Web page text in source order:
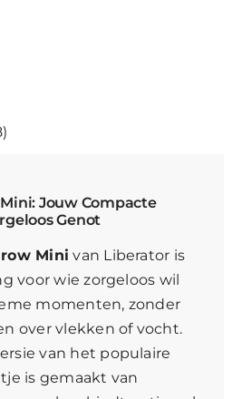
Jouw Compacte
Genot
Mini van Liberator is
voor wie zorgeloos wil
momenten, zonder
over vlekken of vocht.
van het populaire
is gemaakt van